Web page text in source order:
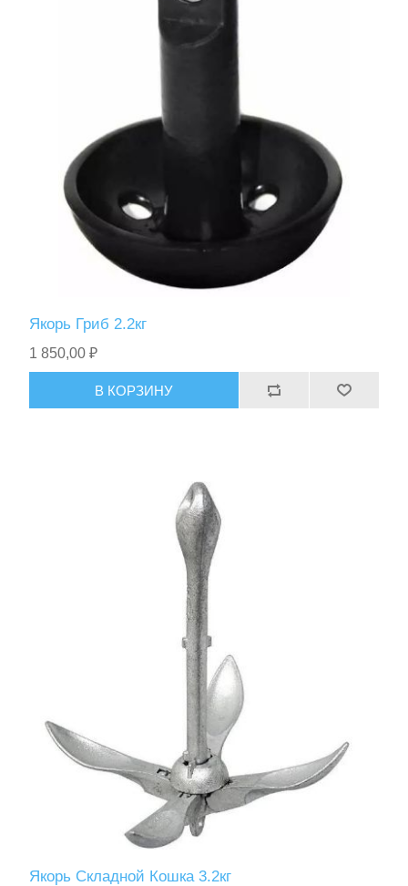
Якорь Гриб 2.2кг
1 850,00 ₽
В КОРЗИНУ
Якорь Складной Кошка 3.2кг